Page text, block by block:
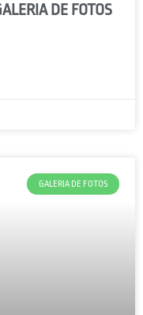
DE FOTOS
GALERIA DE FOTOS